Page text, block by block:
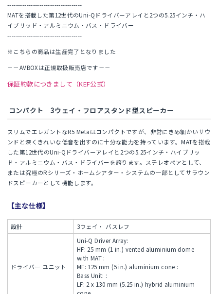
-----------------------------------
MATを搭載した第12世代のUni-Qドライバーアレイと2つの5.25インチ・ハ
イブリッド・アルミニウム・バス・ドライバー
-----------------------------------
※こちらの商品は生産完了となりました
－－AVBOXは正規取扱販売店です－－
保証約款につきまして（KEF公式）
コンパクト 3ウェイ・フロアスタンド型スピーカー
スリムでエレガントなR5 Metaはコンパクトですが、非常にきめ細かいサウ
ンドと深くきれいな低音を出すのに十分な能力を持っています。MATを搭載
した第12世代のUni-Qドライバーアレイと2つの5.25インチ・ハイブリッ
ド・アルミニウム・バス・ドライバーを誇ります。ステレオペアとして、
または究極のRシリーズ・ホームシアター・システムの一部としてサラウン
ドスピーカーとして機能します。
【主な仕様】
設計 3ウェイ・ バスレフ
ドライバー ユニット
Uni-Q Driver Array:
HF: 25 mm (1 in.) vented aluminium dome
with MAT :
MF: 125 mm (5 in.) aluminium cone :
Bass Unit: :
LF: 2 x 130 mm (5.25 in.) hybrid aluminium